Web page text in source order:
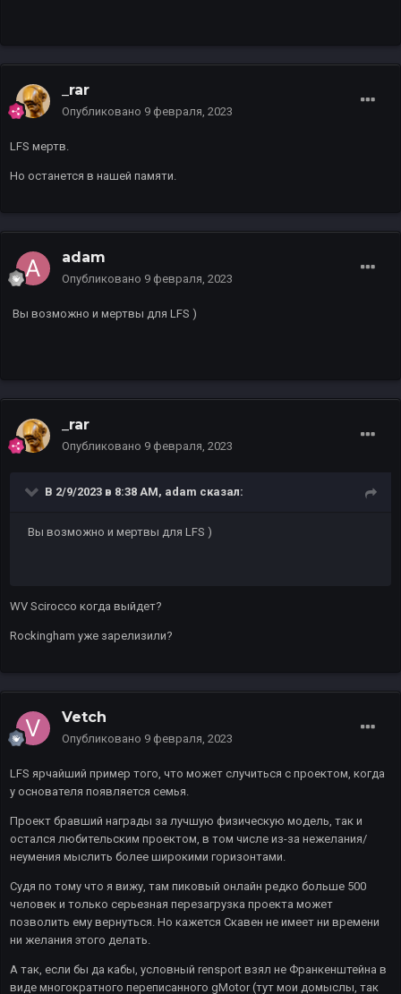
_rar
Опубликовано 9 февраля, 2023
LFS мертв.
Но останется в нашей памяти.
adam
Опубликовано 9 февраля, 2023
Вы возможно и мертвы для LFS )
_rar
Опубликовано 9 февраля, 2023
В 2/9/2023 в 8:38 AM, adam сказал:
Вы возможно и мертвы для LFS )
WV Scirocco когда выйдет?
Rockingham уже зарелизили?
Vetch
Опубликовано 9 февраля, 2023
LFS ярчайший пример того, что может случиться с проектом, когда
у основателя появляется семья.
Проект бравший награды за лучшую физическую модель, так и
остался любительским проектом, в том числе из-за нежелания/
неумения мыслить более широкими горизонтами.
Судя по тому что я вижу, там пиковый онлайн редко больше 500
человек и только серьезная перезагрузка проекта может
позволить ему вернуться. Но кажется Скавен не имеет ни времени
ни желания этого делать.
А так, если бы да кабы, условный rensport взял не Франкенштейна в
виде многократного переписанного gMotor (тут мои домыслы, так